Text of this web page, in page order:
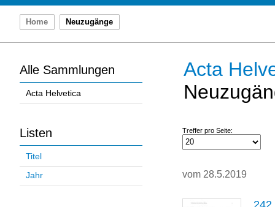
Home Neuzugänge
Alle Sammlungen
Acta Helvetica
Listen
Titel
Jahr
Acta
Treffer pro Seite:
vom 28.5.2019